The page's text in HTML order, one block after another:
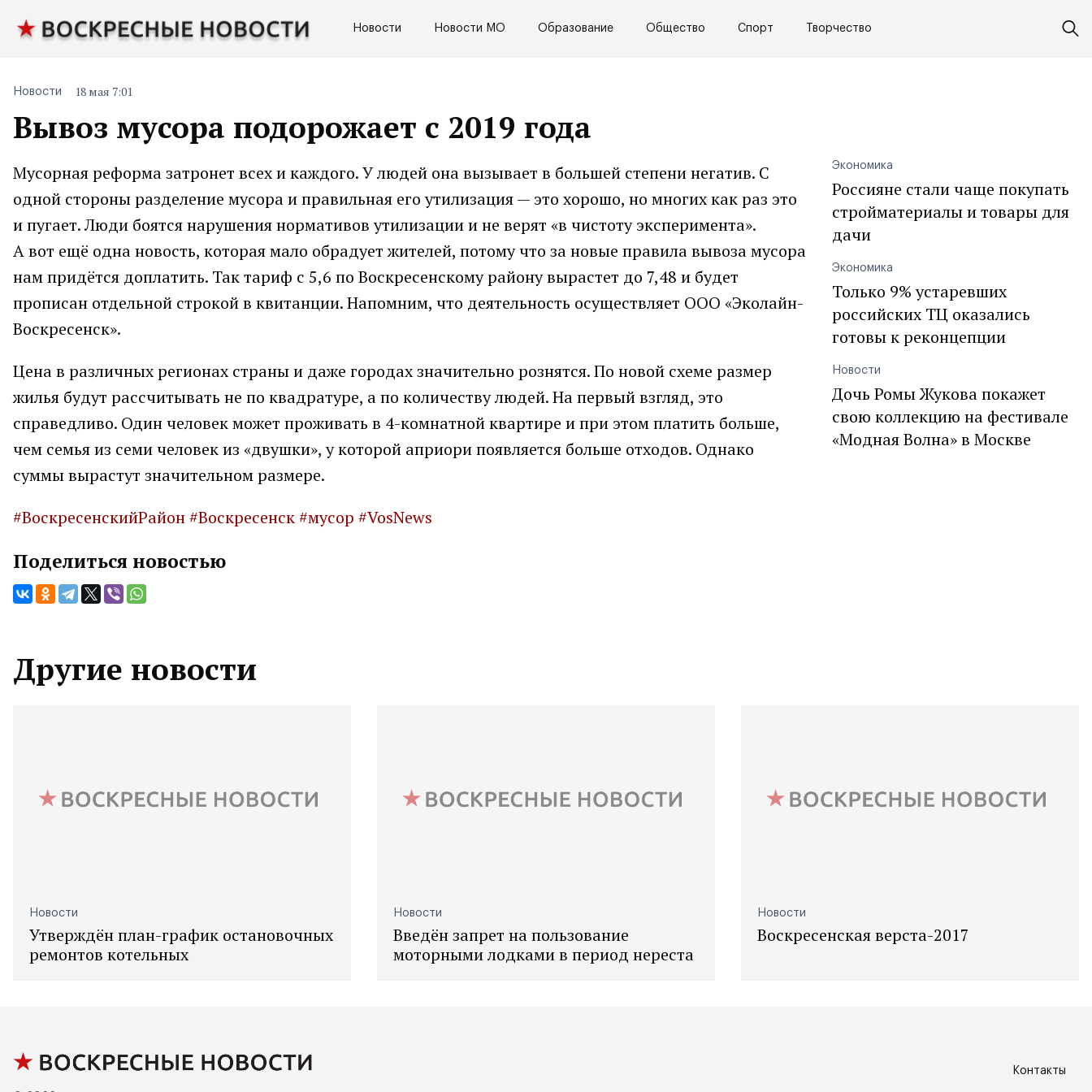
Новости Новости МО Образование Общество Спорт Творчество
Вывоз мусора подорожает с 2019 года
Новости 18 мая 7:01
Мусорная реформа затронет всех и каждого. У людей она вызывает в большей степени негатив. С
одной стороны разделение мусора и правильная его утилизация — это хорошо, но многих как раз это
и пугает. Люди боятся нарушения нормативов утилизации и не верят «в чистоту эксперимента».
А вот ещё одна новость, которая мало обрадует жителей, потому что за новые правила вывоза мусора
нам придётся доплатить. Так тариф с 5,6 по Воскресенскому району вырастет до 7,48 и будет
прописан отдельной строкой в квитанции. Напомним, что деятельность осуществляет ООО «Эколайн-
Воскресенск».
Цена в различных регионах страны и даже городах значительно рознятся. По новой схеме размер
жилья будут рассчитывать не по квадратуре, а по количеству людей. На первый взгляд, это
справедливо. Один человек может проживать в 4-комнатной квартире и при этом платить больше,
чем семья из семи человек из «двушки», у которой априори появляется больше отходов. Однако
суммы вырастут значительном размере.
#ВоскресенскийРайон#Воскресенск#мусор #VosNews
Поделиться новостью
Экономика
Россияне стали чаще покупать
стройматериалы и товары для
дачи
Экономика
Только 9% устаревших
российских ТЦ оказались
готовы к реконцепции
Новости
Дочь Ромы Жукова покажет
свою коллекцию на фестивале
«Модная Волна» в Москве
Другие новости
Новости
Утверждён план-график остановочных
ремонтов котельных
Новости
Введён запрет на пользование
моторными лодками в период нереста
Новости
Воскресенская верста-2017
Контакты